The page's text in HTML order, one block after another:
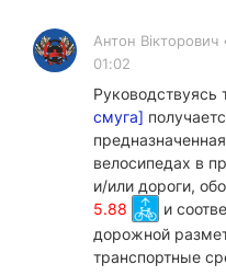
Антон Вікторович
01:02
Руководствуясь
смуга]
велосипедах в
и/или дороги,
5.88
и
дорожной
транспортные